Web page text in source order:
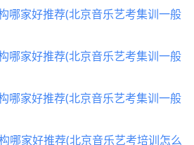
哪家好推荐(北京音乐艺考集训一般
哪家好推荐(北京音乐艺考集训一般
哪家好推荐(北京音乐艺考集训一般
哪家好推荐(北京音乐艺考培训怎么